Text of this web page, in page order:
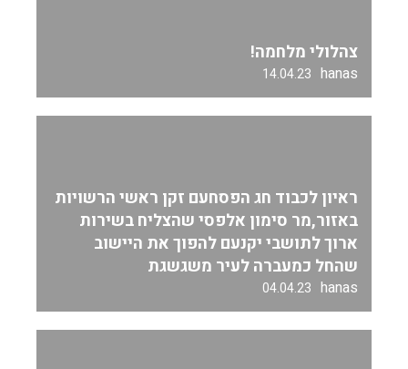
צהלולי מלחמה!
hanas
14.04.23
ראיון לכבוד חג הפסחעם זקן ראשי הרשויות
באזור,מר סימון אלפסי שהצליח בשירות
ארוך לתושבי יקנעם להפוך את היישוב
שהחל כמעברה לעיר משגשגת
hanas
04.04.23